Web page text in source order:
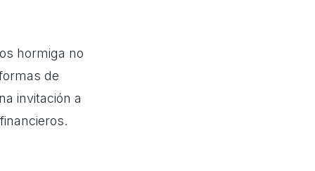
hormiga no
de
invitación a